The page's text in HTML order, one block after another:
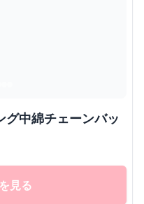
グ中綿チェーンバッ
見る